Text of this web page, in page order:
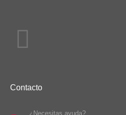
Contacto
¿Necesitas ayuda?